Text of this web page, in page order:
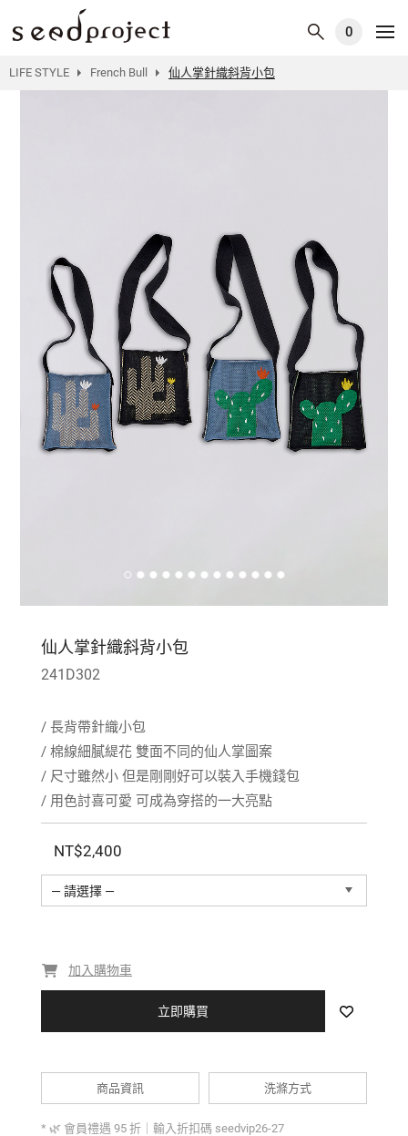
0
LIFE STYLE French Bull 仙人掌針織斜背小包
仙人掌針織斜背小包
241D302
/ 長背帶針織小包
/ 棉線細膩緹花 雙面不同的仙人掌圖案
/ 尺寸雖然小 但是剛剛好可以裝入手機錢包
/ 用色討喜可愛 可成為穿搭的一大亮點
NT$2,400
— 請選擇 —
加入購物車
立即購買
商品資訊 洗滌方式
* 🌿 會員禮遇 95 折｜輸入折扣碼 seedvip26-27